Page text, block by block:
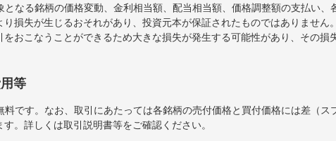
となる銘柄の価格変動、金利相当額、配当相当額、価格調整額の支払い、
損失が生じるおそれがあり、投資元本が保証されたものではありません
おこなうことができるため大きな損失が発生する可能性があり、その損
等
料です。なお、取引にあたっては各銘柄の売付価格と買付価格には差（ス
。詳しくは取引説明書等をご確認ください。